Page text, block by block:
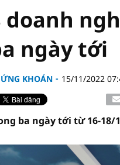
doanh
ngày tới
KHOÁN 15/11/2022
ba ngày tới từ 16-